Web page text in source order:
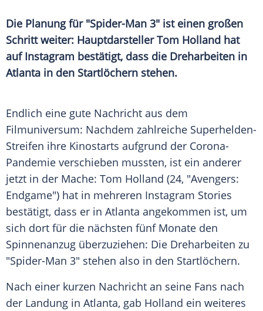
Die Planung für "Spider-Man 3" ist einen großen
Schritt weiter: HauptdarstellerTom Holland hat
aufInstagram bestätigt, dass die Dreharbeiten in
Atlanta in den Startlöchern stehen.
Endlich eine gute Nachricht aus dem
Filmuniversum: Nachdem zahlreiche Superhelden-
Streifen ihre Kinostarts aufgrund der Corona-
Pandemie verschieben mussten, ist ein anderer
jetzt in der Mache: Tom Holland (24, "Avengers:
Endgame") hat in mehreren Instagram Stories
bestätigt, dass er in Atlanta angekommen ist, um
sich dort für die nächsten fünf Monate den
Spinnenanzug überzuziehen: Die Dreharbeiten zu
"Spider-Man 3" stehen also in den Startlöchern.
Nach einer kurzen Nachricht an seine Fans nach
der Landung in Atlanta, gab Holland ein weiteres